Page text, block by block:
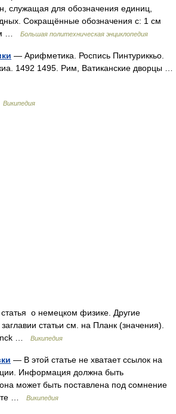
служащая для обозначения единиц,
Сокращённые обозначения с: 1 см
м …
Большая политехническая энциклопедия
— Арифметика. Роспись Пинтуриккьо.
1492 1495. Рим, Ватиканские дворцы …
Википедия
о немецком физике. Другие
статьи см. на Планк (значения).
…
Википедия
— В этой статье не хватает ссылок на
Информация должна быть
может быть поставлена под сомнение
…
Википедия